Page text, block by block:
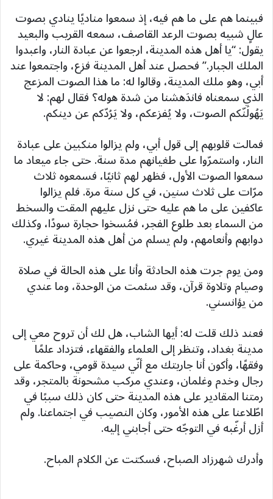
فبينما هم على ما هم فيه، إذ سمعوا مناديًا ينادي بصوت
عالٍ شبيه بصوت الرعد القاصف، سمعه القريب والبعيد
يقول: “يا أهل هذه المدينة، ارجعوا عن عبادة النار، واعبدوا
الملك الجبار.” فحصل عند أهل المدينة فزع، واجتمعوا عند
أبي، وهو ملك المدينة، وقالوا له: ما هذا الصوت المزعج
الذي سمعناه فاندَهشنا من شدة هوله؟ فقال لهم: لا
يَهُولَنّكم الصوت، ولا يُفزعكم، ولا يَرُدّكم عن دينكم.
فمالت قلوبهم إلى قول أبي، ولم يزالوا منكبين على عبادة
النار، واستمرّوا على طغيانهم مدة سنة. حتى جاء ميعاد ما
سمعوا الصوت الأول، فظهر لهم ثانيًا، فسمعوه ثلاث
مرّات على ثلاث سنين، في كل سنة مرة. فلم يزالوا
عاكفين على ما هم عليه حتى نزل عليهم المقت والسخط
من السماء بعد طلوع الفجر، فمُسخوا حجارة سودًا، وكذلك
دوابهم وأنعامهم، ولم يسلم من أهل هذه المدينة غيري.
ومن يوم جرت هذه الحادثة وأنا على هذه الحالة في صلاة
وصيام وتلاوة قرآن، وقد سئمت من الوحدة، وما عندي
من يؤانسني.
فعند ذلك قلت له: أيها الشاب، هل لك أن تروح معي إلى
مدينة بغداد، وتنظر إلى العلماء والفقهاء، فتزداد علمًا
وفقهًا، وأكون أنا جاريتك مع أنّي سيدة قومي، وحاكمة على
رجال وخدم وغلمان، وعندي مركب مشحونة بالمتجر، وقد
رمتنا المقادير على هذه المدينة حتى كان ذلك سببًا في
اطّلاعنا على هذه الأمور، وكان النصيب في اجتماعنا. ولم
أزل أرغّبه في التوجّه حتى أجابني إليه.
وأدرك شهرزاد الصباح، فسكتت عن الكلام المباح.